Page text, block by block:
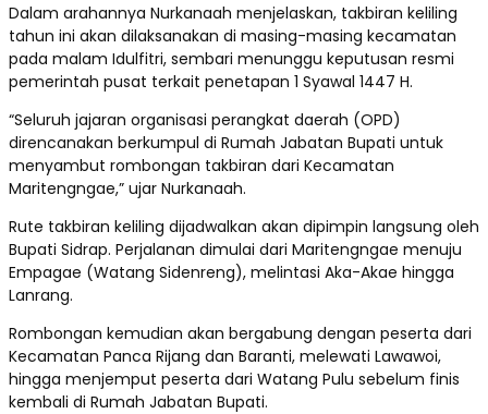
Dalam arahannya Nurkanaah menjelaskan, takbiran keliling
tahun ini akan dilaksanakan di masing-masing kecamatan
pada malam Idulfitri, sembari menunggu keputusan resmi
pemerintah pusat terkait penetapan 1 Syawal 1447 H.
“Seluruh jajaran organisasi perangkat daerah (OPD)
direncanakan berkumpul di Rumah Jabatan Bupati untuk
menyambut rombongan takbiran dari Kecamatan
Maritengngae,” ujar Nurkanaah.
Rute takbiran keliling dijadwalkan akan dipimpin langsung oleh
Bupati Sidrap. Perjalanan dimulai dari Maritengngae menuju
Empagae (Watang Sidenreng), melintasi Aka-Akae hingga
Lanrang.
Rombongan kemudian akan bergabung dengan peserta dari
Kecamatan Panca Rijang dan Baranti, melewati Lawawoi,
hingga menjemput peserta dari Watang Pulu sebelum finis
kembali di Rumah Jabatan Bupati.